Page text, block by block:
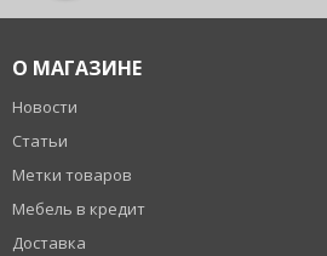
О МАГАЗИНЕ
Новости
Статьи
Метки товаров
Мебель в кредит
Доставка